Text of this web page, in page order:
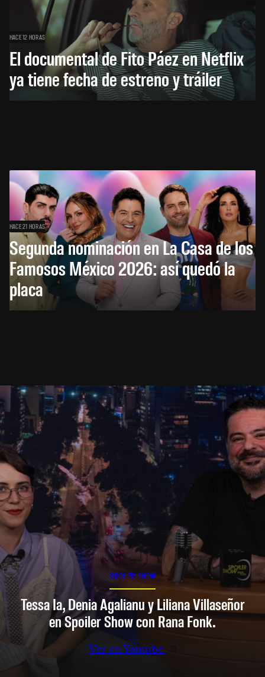
HACE 12 HORAS
El documental de Fito Páez en Netflix
ya tiene fecha de estreno y tráiler
HACE 21 HORAS
Segunda nominación en La Casa de los
Famosos México 2026: así quedó la
placa
SPOILER SHOW
Tessa Ia, Denia Agalianu y Liliana Villaseñor
en Spoiler Show con Rana Fonk.
Ver en Youtube